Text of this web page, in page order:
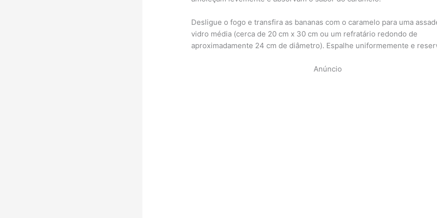
Desligue o fogo e transfira as bananas com o caramelo para uma
vidro média (cerca de 20 cm x 30 cm ou um refratário redondo de
aproximadamente 24 cm de diâmetro). Espalhe uniformemente e
Anúncio